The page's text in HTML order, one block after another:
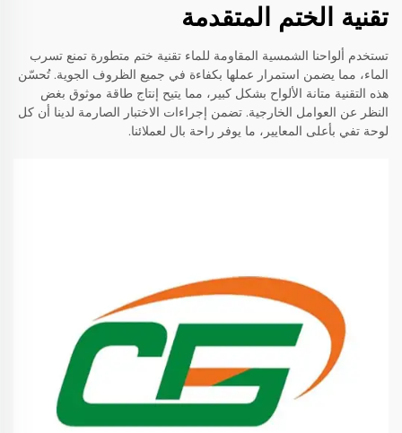
تقنية الختم المتقدمة
تستخدم ألواحنا الشمسية المقاومة للماء تقنية ختم متطورة تمنع تسرب
الماء، مما يضمن استمرار عملها بكفاءة في جميع الظروف الجوية. تُحسّن
هذه التقنية متانة الألواح بشكل كبير، مما يتيح إنتاج طاقة موثوق بغض
النظر عن العوامل الخارجية. تضمن إجراءات الاختبار الصارمة لدينا أن كل
لوحة تفي بأعلى المعايير، ما يوفر راحة بال لعملائنا.